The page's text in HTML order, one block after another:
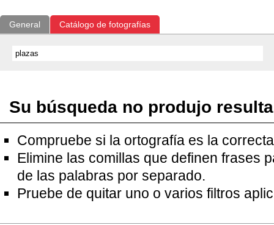
General Catálogo de fotografías
Su búsqueda no produjo
Compruebe si la ortografía es la
Elimine las comillas que definen frases
de las palabras por separado.
Pruebe de quitar uno o varios filtros